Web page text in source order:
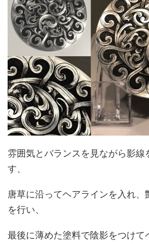
雰囲気とバランスを見ながら影線
す、
唐草に沿ってヘアラインを入れ、
を行い、
最後に薄めた塗料で陰影をつけて